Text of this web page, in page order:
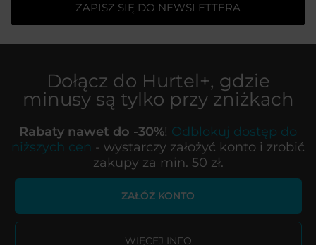
ZAPISZ SIĘ DO NEWSLETTERA
Dołącz do Hurtel+, gdzie
minusy są tylko przy zniżkach
Rabaty nawet do -30%! Odblokuj dostęp do
niższych cen - wystarczy założyć konto i zrobić
zakupy za min. 50 zł.
ZAŁÓŻ KONTO
WIĘCEJ INFO